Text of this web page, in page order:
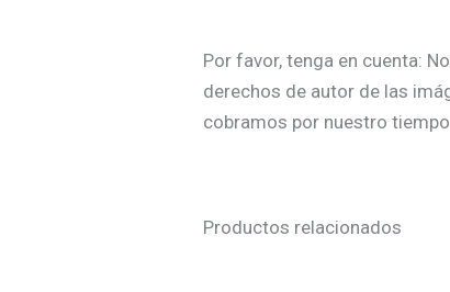
Por favor, tenga en cuenta:
derechos de autor de las
cobramos por nuestro
Productos relacionados